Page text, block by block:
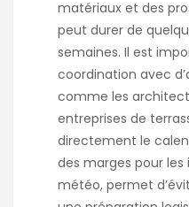
matériaux et des
peut durer de
semaines. Il est
coordination avec
comme les
entreprises de
directement le
des marges pour
météo, permet